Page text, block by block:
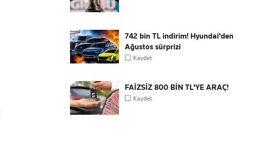
742 bin TL indirim! Hyundai'den
Ağustos sürprizi
Kaydet
FAİZSİZ 800 BİN TL'YE ARAÇ!
Kaydet